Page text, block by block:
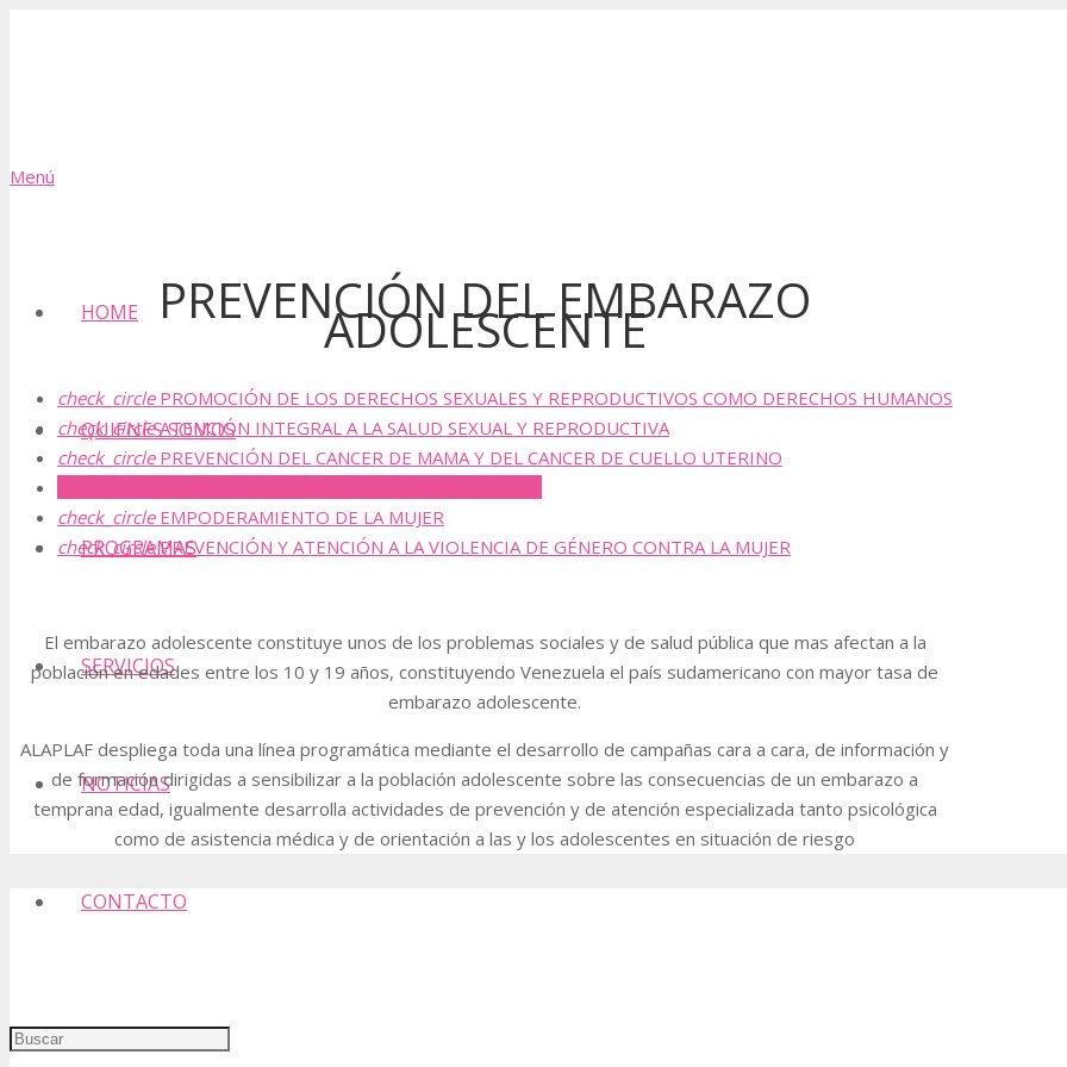
Menú
HOME
QUIENES SOMOS
PROGRAMAS
SERVICIOS
NOTICIAS
CONTACTO
PREVENCIÓN DEL EMBARAZO
ADOLESCENTE
check_circlePROMOCIÓN DE LOS DERECHOS SEXUALES Y REPRODUCTIVOS COMO DERECHOS HUMANOS
check_circleATENCIÓN INTEGRAL A LA SALUD SEXUAL Y REPRODUCTIVA
check_circlePREVENCIÓN DEL CANCER DE MAMA Y DEL CANCER DE CUELLO UTERINO
check_circleEMPODERAMIENTO DE LA MUJER
check_circlePREVENCIÓN Y ATENCIÓN A LA VIOLENCIA DE GÉNERO CONTRA LA MUJER
El embarazo adolescente constituye unos de los problemas sociales y de salud pública que mas afectan a la
población en edades entre los 10 y 19 años, constituyendo Venezuela el país sudamericano con mayor tasa de
embarazo adolescente.
ALAPLAF despliega toda una línea programática mediante el desarrollo de campañas cara a cara, de información y
de formación dirigidas a sensibilizar a la población adolescente sobre las consecuencias de un embarazo a
temprana edad, igualmente desarrolla actividades de prevención y de atención especializada tanto psicológica
como de asistencia médica y de orientación a las y los adolescentes en situación de riesgo